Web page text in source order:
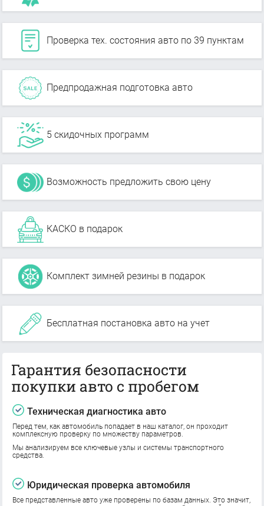
Проверка тех. состояния авто по 39 пунктам
Предпродажная подготовка авто
5 скидочных программ
Возможность предложить свою цену
КАСКО в подарок
Комплект зимней резины в подарок
Бесплатная постановка авто на учет
Гарантия безопасности
покупки авто с пробегом
Техническая диагностика авто
Перед тем, как автомобиль попадает в наш каталог, он проходит
комплексную проверку по множеству параметров.
Мы анализируем все ключевые узлы и системы транспортного
средства.
Юридическая проверка автомобиля
Все представленные авто уже проверены по базам данных. Это значит,